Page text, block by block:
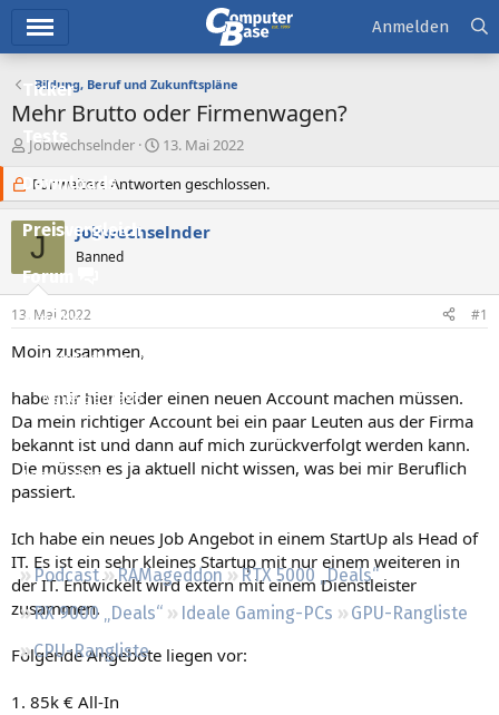
Ticker
Tests
Downloads
Preisvergleich
Forum
Aktuelles
Empfohlene Inhalte
Neue Beiträge
Neueste Aktivitäten
Leserartikel
Podcast RAMageddon
RTX 5000 „Deals“
RX 9000 „Deals“
Ideale Gaming-PCs
GPU-Rangliste
CPU-Rangliste
Anmelden
Bildung, Beruf und Zukunftspläne
Mehr Brutto oder Firmenwagen?
E
s
t
e
e
Jobwechselnder
E
s
t
e
l
m
13. Mai 2022
Für weitere Antworten geschlossen.
J Jobwechselnder
Banned
13. Mai 2022 #1
Moin zusammen,
habe mir hier leider einen neuen Account machen müssen.
Da mein richtiger Account bei ein paar Leuten aus der Firma
bekannt ist und dann auf mich zurückverfolgt werden kann.
Die müssen es ja aktuell nicht wissen, was bei mir Beruflich
passiert.
Ich habe ein neues Job Angebot in einem StartUp als Head of
IT. Es ist ein sehr kleines Startup mit nur einem weiteren in
der IT. Entwickelt wird extern mit einem Dienstleister
zusammen.
Folgende Angebote liegen vor:
1. 85k € All-In